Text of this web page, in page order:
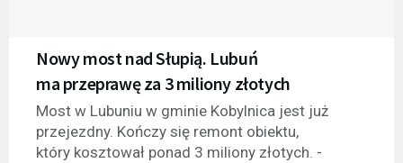
Nowy most nad Słupią. Lubuń
ma przeprawę za 3 miliony złotych
Most w Lubuniu w gminie Kobylnica jest już
przejezdny. Kończy się remont obiektu,
który kosztował ponad 3 miliony złotych. -